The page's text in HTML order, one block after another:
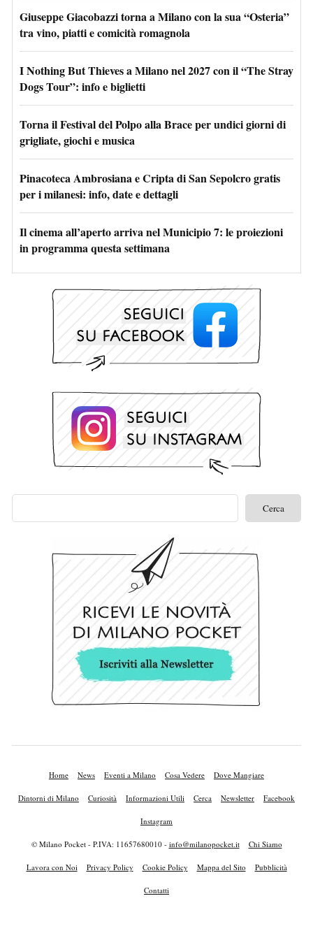
Giuseppe Giacobazzi torna a Milano con la sua “Osteria”
tra vino, piatti e comicità romagnola
I Nothing But Thieves a Milano nel 2027 con il “The Stray
Dogs Tour”: info e biglietti
Torna il Festival del Polpo alla Brace per undici giorni di
grigliate, giochi e musica
Pinacoteca Ambrosiana e Cripta di San Sepolcro gratis
per i milanesi: info, date e dettagli
Il cinema all’aperto arriva nel Municipio 7: le proiezioni
in programma questa settimana
Home News Eventi a Milano Cosa Vedere Dove Mangiare
Dintorni di Milano Curiosità Informazioni Utili Cerca Newsletter Facebook
Instagram
© Milano Pocket - P.IVA: 11657680010 - info@milanopocket.it Chi Siamo
Lavora con Noi Privacy Policy Cookie Policy Mappa del Sito Pubblicità
Contatti